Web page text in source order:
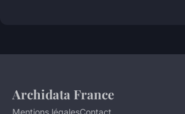
Archidata France